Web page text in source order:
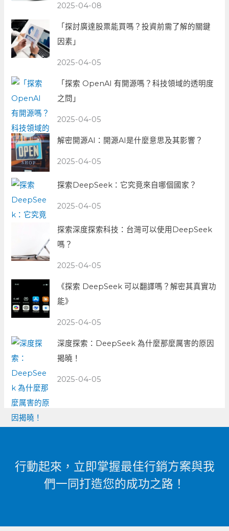
2025-04-08
「探討廣達股票能買嗎？投資前需了解的關鍵
因素」
2025-04-05
「探索 OpenAI 有開源嗎？科技領域的透明度
之問」
2025-04-05
解密開源AI：開源AI是什麼意思及其影響？
2025-04-05
探索DeepSeek：它究竟來自哪個國家？
2025-04-05
探索深度探索科技：台灣可以使用DeepSeek
嗎？
2025-04-05
《探索 DeepSeek 可以翻譯嗎？解密其真實功
能》
2025-04-05
深度探索：DeepSeek 為什麼那麼厲害的原因
揭曉！
2025-04-05
行動起來，立即掌握最佳行銷方案與我
們一同打造您的成功之路！